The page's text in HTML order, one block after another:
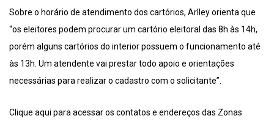
Sobre o horário de atendimento dos cartórios, Arlley orienta que
“os eleitores podem procurar um cartório eleitoral das 8h às 14h,
porém alguns cartórios do interior possuem o funcionamento até
às 13h. Um atendente vai prestar todo apoio e orientações
necessárias para realizar o cadastro com o solicitante”.
Clique aqui para acessar os contatos e endereços das Zonas